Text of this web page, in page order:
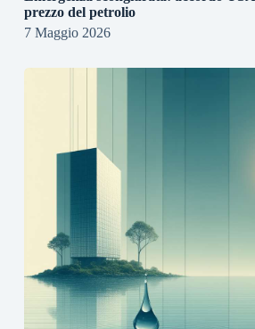
prezzo del petrolio
7 Maggio 2026